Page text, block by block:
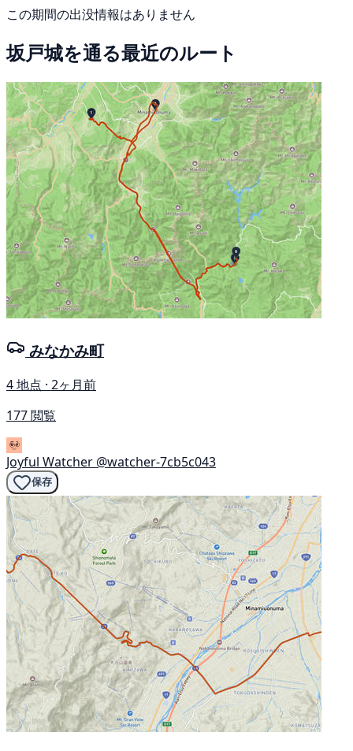
この期間の出没情報はありません
坂戸城を通る最近のルート
みなかみ町
4 地点 · 2ヶ月前
177 閲覧
Joyful Watcher @watcher-7cb5c043
保存